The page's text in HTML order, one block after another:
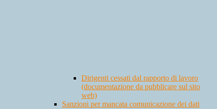
Dirigenti cessati dal rapporto di lavoro
(documentazione da pubblicare sul sito
web)
Sanzioni per mancata comunicazione dei dati